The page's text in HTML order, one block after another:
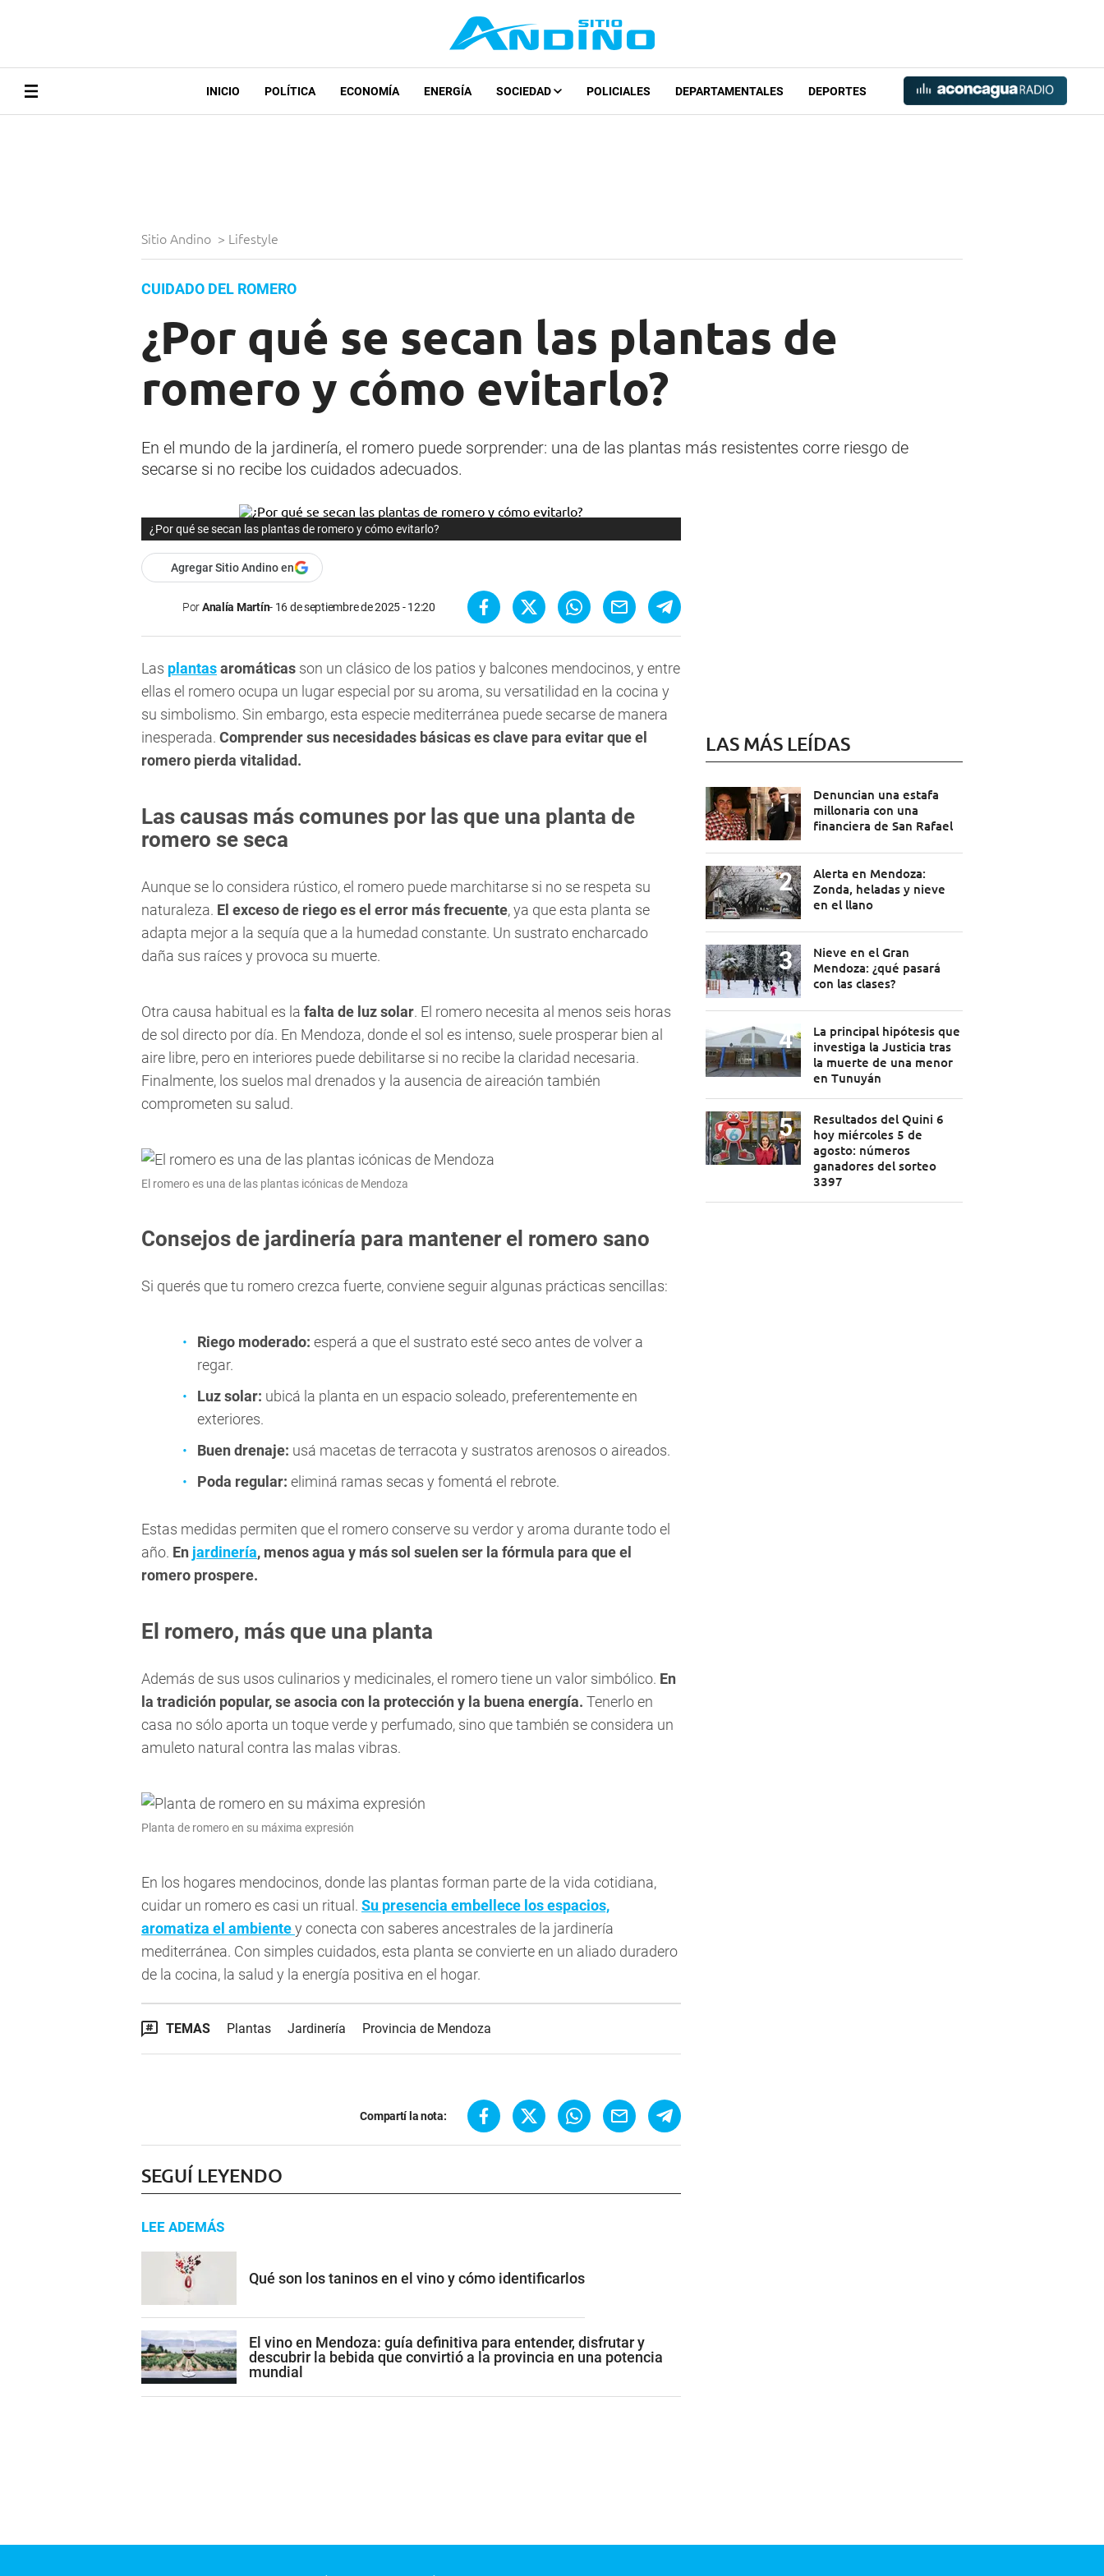
INICIO POLÍTICA ECONOMÍA ENERGÍA SOCIEDAD POLICIALES DEPARTAMENTALES DEPORTES
Sitio Andino > Lifestyle
CUIDADO DEL ROMERO
¿Por qué se secan las plantas de
romero y cómo evitarlo?
En el mundo de la jardinería, el romero puede sorprender: una de las plantas más resistentes corre riesgo de
secarse si no recibe los cuidados adecuados.
¿Por qué se secan las plantas de romero y cómo evitarlo?
Agregar Sitio Andino en
PorAnalía Martín 16 de septiembre de 2025 - 12:20
Las plantasaromáticas son un clásico de los patios y balcones mendocinos, y entre
ellas el romero ocupa un lugar especial por su aroma, su versatilidad en la cocina y
su simbolismo. Sin embargo, esta especie mediterránea puede secarse de manera
inesperada. Comprender sus necesidades básicas es clave para evitar que el
romero pierda vitalidad.
Las causas más comunes por las que una planta de
romero se seca
Aunque se lo considera rústico, el romero puede marchitarse si no se respeta su
naturaleza. El exceso de riego es el error más frecuente, ya que esta planta se
adapta mejor a la sequía que a la humedad constante. Un sustrato encharcado
daña sus raíces y provoca su muerte.
Otra causa habitual es la falta de luz solar. El romero necesita al menos seis horas
de sol directo por día. En Mendoza, donde el sol es intenso, suele prosperar bien al
aire libre, pero en interiores puede debilitarse si no recibe la claridad necesaria.
Finalmente, los suelos mal drenados y la ausencia de aireación también
comprometen su salud.
El romero es una de las plantas icónicas de Mendoza
Consejos de jardinería para mantener el romero sano
Si querés que tu romero crezca fuerte, conviene seguir algunas prácticas sencillas:
Riego moderado: esperá a que el sustrato esté seco antes de volver a
regar.
Luz solar: ubicá la planta en un espacio soleado, preferentemente en
exteriores.
Buen drenaje: usá macetas de terracota y sustratos arenosos o aireados.
Poda regular: eliminá ramas secas y fomentá el rebrote.
Estas medidas permiten que el romero conserve su verdor y aroma durante todo el
año. En jardinería, menos agua y más sol suelen ser la fórmula para que el
romero prospere.
El romero, más que una planta
Además de sus usos culinarios y medicinales, el romero tiene un valor simbólico. En
la tradición popular, se asocia con la protección y la buena energía. Tenerlo en
casa no sólo aporta un toque verde y perfumado, sino que también se considera un
amuleto natural contra las malas vibras.
Planta de romero en su máxima expresión
En los hogares mendocinos, donde las plantas forman parte de la vida cotidiana,
cuidar un romero es casi un ritual. Su presencia embellece los espacios,
aromatiza el ambientey conecta con saberes ancestrales de la jardinería
mediterránea. Con simples cuidados, esta planta se convierte en un aliado duradero
de la cocina, la salud y la energía positiva en el hogar.
TEMAS Plantas Jardinería Provincia de Mendoza
Compartí la nota:
SEGUÍ LEYENDO
LEE ADEMÁS
Qué son los taninos en el vino y cómo identificarlos
El vino en Mendoza: guía definitiva para entender, disfrutar y
descubrir la bebida que convirtió a la provincia en una potencia
mundial
LAS MÁS LEÍDAS
Denuncian una estafa
millonaria con una
financiera de San Rafael
Alerta en Mendoza:
Zonda, heladas y nieve
en el llano
Nieve en el Gran
Mendoza: ¿qué pasará
con las clases?
La principal hipótesis que
investiga la Justicia tras
la muerte de una menor
en Tunuyán
Resultados del Quini 6
hoy miércoles 5 de
agosto: números
ganadores del sorteo
3397